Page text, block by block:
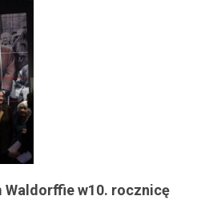
Waldorffie w10. rocznicę